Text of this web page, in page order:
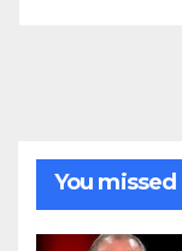
You missed